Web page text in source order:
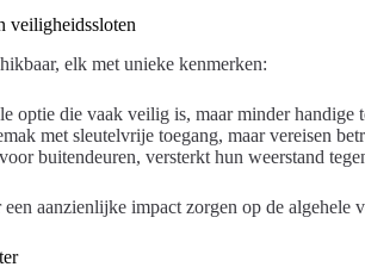
veiligheidssloten
elk met unieke kenmerken:
optie die vaak veilig is, maar minder handige
met sleutelvrije toegang, maar vereisen
buitendeuren, versterkt hun weerstand
aanzienlijke impact zorgen op de algehele